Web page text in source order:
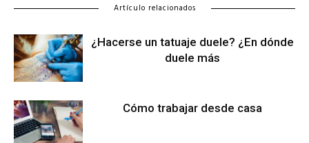
Artículo relacionados
¿Hacerse un tatuaje duele? ¿En dónde
duele más
Cómo trabajar desde casa